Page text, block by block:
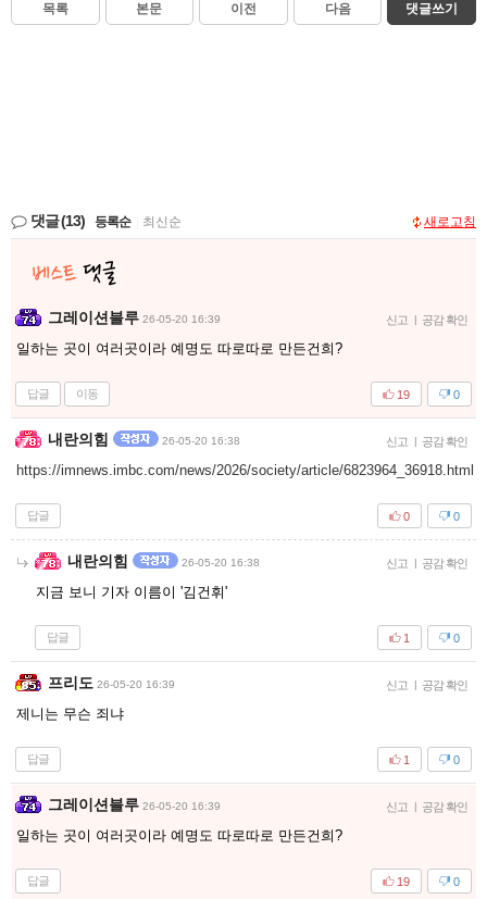
목록 본문 이전 다음 댓글쓰기
댓글(13) 등록순 최신순 새로고침
그레이션블루 26-05-20 16:39 신고 | 공감 확인
일하는 곳이 여러곳이라 예명도 따로따로 만든건희?
답글 이동 0
19
내란의힘 26-05-20 16:38 신고 | 공감 확인
https://imnews.imbc.com/news/2026/society/article/6823964_36918.html
답글 0
0
내란의힘 26-05-20 16:38 신고 | 공감 확인
지금 보니 기자 이름이 '김건휘'
답글 0
1
프리도 26-05-20 16:39 신고 | 공감 확인
제니는 무슨 죄냐
답글 0
1
그레이션블루 26-05-20 16:39 신고 | 공감 확인
일하는 곳이 여러곳이라 예명도 따로따로 만든건희?
답글 0
19